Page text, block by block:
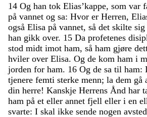
14 Og han tok Elias’kappe, som var
på vannet og sa: Hvor er Herren,
også Elisa på vannet, så det skilte sig
han gikk over. 15 Da profetenes
stod midt imot ham, så ham gjøre
hviler over Elisa. Og de kom ham i
jorden for ham. 16 Og de sa til ham:
tjenere femti sterke menn; la dem gå
din herre! Kanskje Herrens Ånd har
ham på et eller annet fjell eller i en
svarte: I skal ikke sende nogen avsted